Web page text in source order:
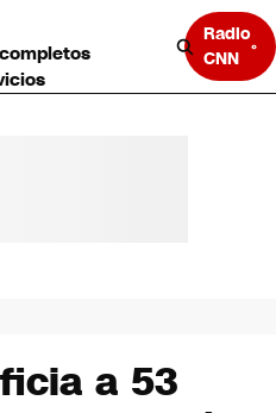
Radio
CNN
a 53